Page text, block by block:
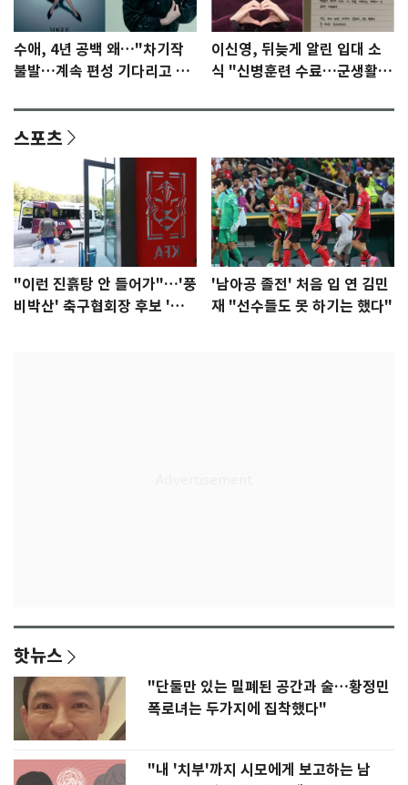
수애, 4년 공백 왜…"차기작
불발…계속 편성 기다리고 있
이신영, 뒤늦게 알린 입대 소
식 "신병훈련 수료…군생활
스포츠
"이런 진흙탕 안 들어가"…'풍
비박산' 축구협회장 후보 '실
'남아공 졸전' 처음 입 연 김민
재 "선수들도 못 하기는 했다"
핫뉴스
"단둘만 있는 밀폐된 공간과 술…황정민
폭로녀는 두가지에 집착했다"
"내 '치부'까지 시모에게 보고하는 남